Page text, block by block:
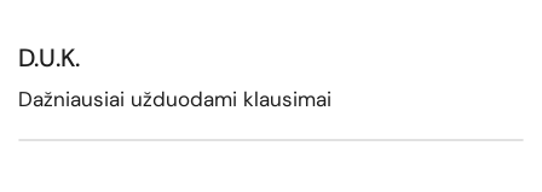
D.U.K.
Dažniausiai užduodami klausimai